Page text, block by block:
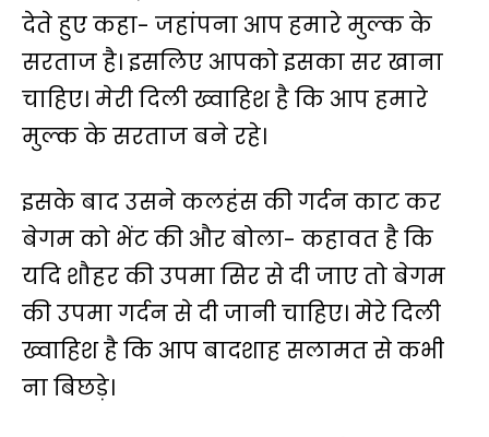
देते हुए कहा- जहांपना आप हमारे मुल्क के
सरताज है। इसलिए आपको इसका सर खाना
चाहिए। मेरी दिली ख्वाहिश है कि आप हमारे
मुल्क के सरताज बने रहे।
इसके बाद उसने कलहंस की गर्दन काट कर
बेगम को भेंट की और बोला- कहावत है कि
यदि शौहर की उपमा सिर से दी जाए तो बेगम
की उपमा गर्दन से दी जानी चाहिए। मेरे दिली
ख्वाहिश है कि आप बादशाह सलामत से कभी
ना बिछड़े।